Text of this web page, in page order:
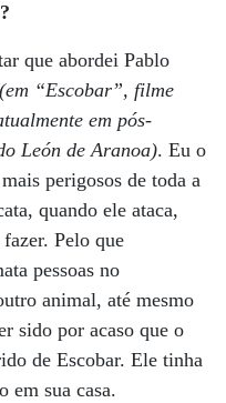
que abordei Pablo
(em “Escobar”, filme
em pós-
León de Aranoa). Eu o
perigosos de toda a
quando ele ataca,
Pelo que
pessoas no
animal, até mesmo
sido por acaso que o
de Escobar. Ele tinha
em sua casa.